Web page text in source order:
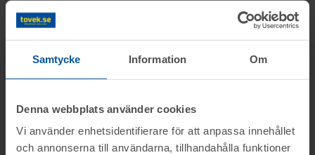
Samtycke Information Om
Denna webbplats använder cookies
Vi använder enhetsidentifierare för att anpassa innehållet
och annonserna till användarna, tillhandahålla funktioner
Utgångspris:
Slagavgift: 400 krexkl. moms